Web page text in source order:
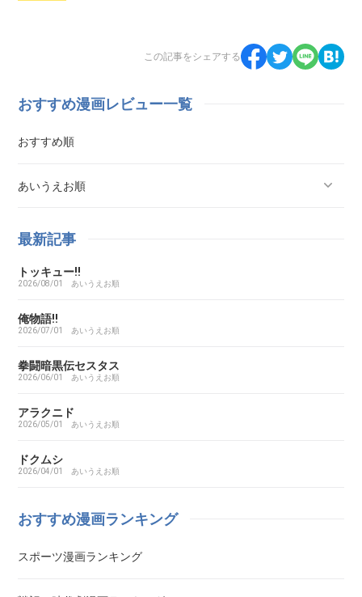
この記事をシェアする
おすすめ漫画レビュー一覧
おすすめ順
あいうえお順
ああ探偵事務所
ARMS（アームズ）
あいこら
アイシールド21
I’S（アイズ）
最新記事
トッキュー!!
2026/08/01 あいうえお順
俺物語!!
2026/07/01 あいうえお順
拳闘暗黒伝セスタス
2026/06/01 あいうえお順
アラクニド
2026/05/01 あいうえお順
ドクムシ
2026/04/01 あいうえお順
おすすめ漫画ランキング
スポーツ漫画ランキング